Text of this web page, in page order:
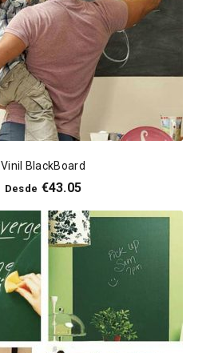
Vinil BlackBoard
Desde €43.05